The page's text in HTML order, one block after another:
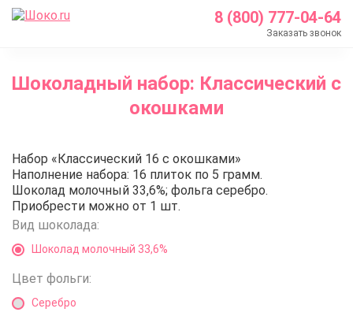
8 (800) 777-04-64
Заказать звонок
Каталог
Шоколадные наборы с логотипом
Шоколадный набор: Классический с
окошками
Шоколадный набор:
Набор «Классический 16 с окошками»
Наполнение набора: 16 плиток по 5 грамм.
Шоколад молочный 33,6%; фольга серебро.
Приобрести можно от 1 шт.
Вид шоколада:
Шоколад молочный 33,6%
Цвет фольги:
Серебро